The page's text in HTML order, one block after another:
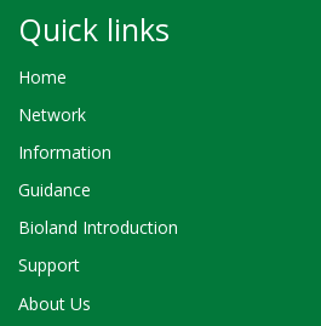
Quick links
Home
Network
Information
Guidance
Bioland Introduction
Support
About Us